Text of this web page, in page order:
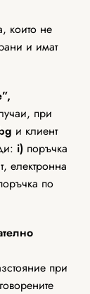
които не
и имат
при
и клиент
i) поръчка
електронна
по
при